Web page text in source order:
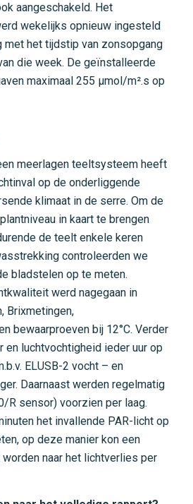
aangeschakeld. Het
wekelijks opnieuw ingesteld
met het tijdstip van zonsopgang
die week. De geïnstalleerde
maximaal 255 μmol/m².s op
meerlagen teeltsysteem heeft
op de onderliggende
klimaat in de serre. Om de
in kaart te brengen
de teelt enkele keren
controleerden we
bladstelen op te meten.
werd nagegaan in
Brixmetingen,
bewaarproeven bij 12°C. Verder
en luchtvochtigheid ieder uur op
ELUSB-2 vocht – en
Daarnaast werden regelmatig
R sensor) voorzien per laag.
het invallende PAR-licht op
op deze manier kon een
naar het lichtverlies per